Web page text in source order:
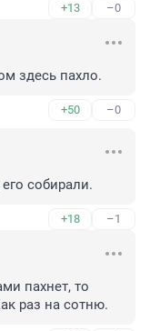
+13 –0
здесь пахло.
+50 –0
собирали.
+18 –1
пахнет, то
раз на сотню.